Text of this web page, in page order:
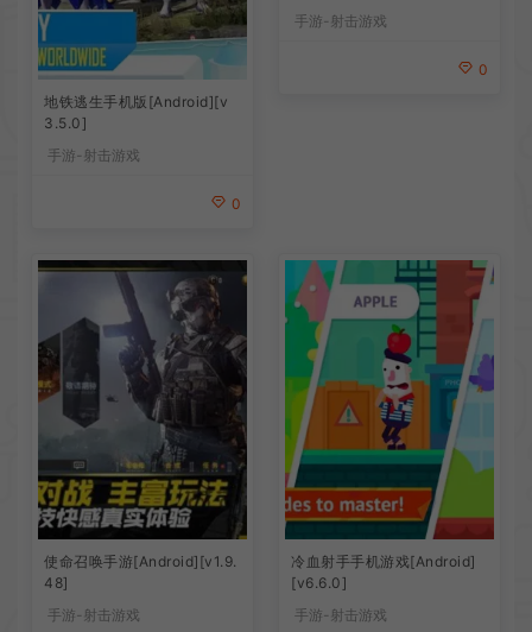
地铁逃生手机版[Android][v
3.5.0]
手游-射击游戏
0
手游-射击游戏
0
使命召唤手游[Android][v1.9.
48]
手游-射击游戏
冷血射手手机游戏[Android]
[v6.6.0]
手游-射击游戏